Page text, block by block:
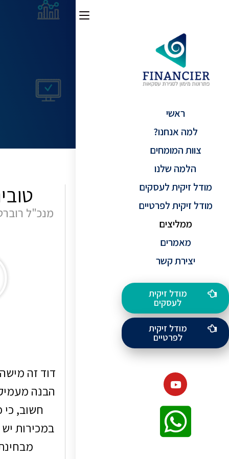
ראשי
למה אנחנו?
צוות המומחים
הלמה שלנו
מודל זיקית לעסקים
מודל זיקית לפרטיים
ממליצים
מאמרים
יצירת קשר
מודל זיקית
לעסקים
מודל זיקית
לפרטיים
מנכ"ל
דוד זה
הבנה
חשוב, כי
במכירות